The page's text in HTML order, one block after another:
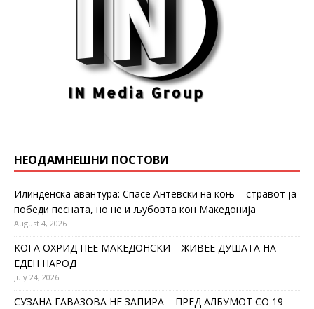
НЕОДАМНЕШНИ ПОСТОВИ
Илинденска авантура: Спасе Антевски на коњ – стравот ја
победи песната, но не и љубовта кон Македонија
August 4, 2026
КОГА ОХРИД ПЕЕ МАКЕДОНСКИ – ЖИВЕЕ ДУШАТА НА
ЕДЕН НАРОД
July 24, 2026
СУЗАНА ГАВАЗОВА НЕ ЗАПИРА – ПРЕД АЛБУМОТ СО 19